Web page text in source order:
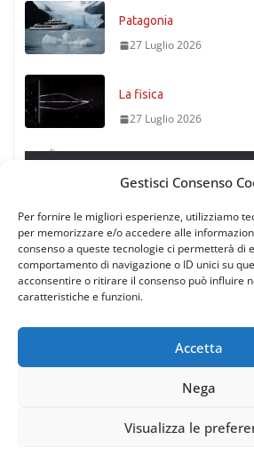
Gestisci Consenso
Per fornire le migliori esperienze, utilizziamo
per memorizzare e/o accedere alle
consenso a queste tecnologie ci permetterà di
comportamento di navigazione o ID unici su
acconsentire o ritirare il consenso può influire
caratteristiche e funzioni.
Accetta
Nega
Visualizza le
Patagonia
27 Luglio 2026
La fisica
27 Luglio 2026
27 Luglio 2026
Rotte di Tutto il Mondo
Privacy
Leggi successivo
L’impatto
vita marina